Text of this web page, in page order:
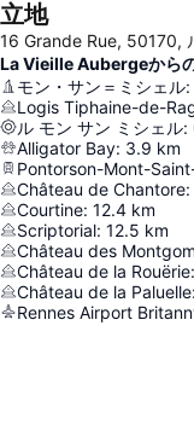
立地
16 Grande Rue, 50170,
La Vieille Aubergeから
モン・サン＝ミシェル:
Logis Tiphaine-de-
ル モン サン ミシェル:
Alligator Bay: 3.9 km
Pontorson-Mont-
Château de Chantore:
Courtine: 12.4 km
Scriptorial: 12.5 km
Château des
Château de la Rouërie:
Château de la Paluelle:
Rennes Airport